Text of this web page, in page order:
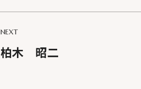
婚活希望者サイト
NEXT
柏木 昭二